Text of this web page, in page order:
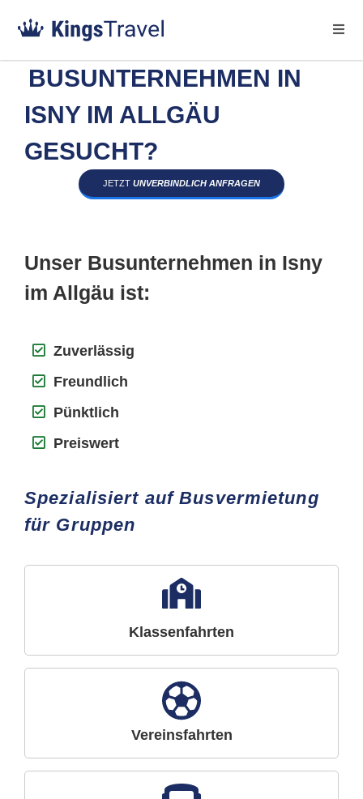
BUSUNTERNEHMEN IN
ISNY IM ALLGÄU
GESUCHT?
JETZT UNVERBINDLICH ANFRAGEN
Unser Busunternehmen in Isny
im Allgäu ist:
Zuverlässig
Freundlich
Pünktlich
Preiswert
Spezialisiert auf Busvermietung
für Gruppen
Klassenfahrten
Vereinsfahrten